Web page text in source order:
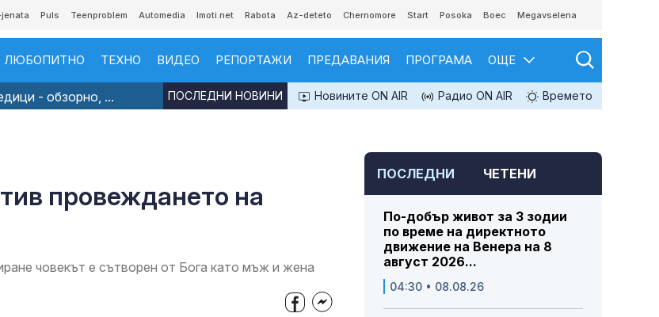
Puls Teenproblem Automedia Imoti.net Rabota Az-deteto Chernomore Start Posoka Boec Megavselena
ЛЮБОПИТНО ТЕХНО ВИДЕО РЕПОРТАЖИ ПРЕДАВАНИЯ ПРОГРАМА ОЩЕ
- обзорно, ... Новините ON AIR Радио ON AIR Времето
ПОСЛЕДНИ НОВИНИ
провеждането на
човекът е сътворен от Бога като мъж и жена
ПОСЛЕДНИ ЧЕТЕНИ
По-добър живот за 3 зодии
по време на директното
движение на Венера на 8
август 2026...
04:30 • 08.08.26